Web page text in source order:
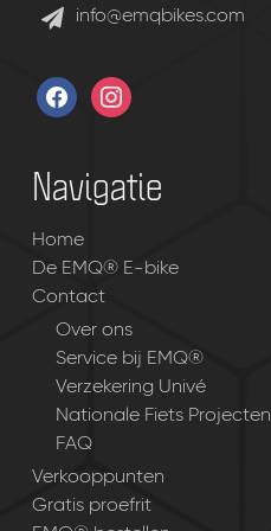
info@emqbikes.com
facebookinstagram
Navigatie
Home
De EMQ® E-bike
Contact
Over ons
Service bij EMQ®
Verzekering Univé
Nationale Fiets Projecten
FAQ
Verkooppunten
Gratis proefrit